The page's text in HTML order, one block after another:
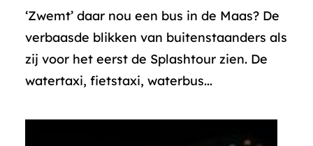
‘Zwemt’ daar nou een bus in de Maas? De
verbaasde blikken van buitenstaanders als
zij voor het eerst de Splashtour zien. De
watertaxi, fietstaxi, waterbus...